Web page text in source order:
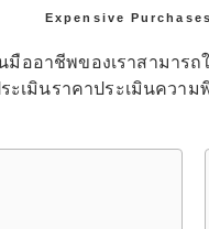
Expensive Purchases
ออาชีพของเราสามา
ะเมินราคาประเมินควา